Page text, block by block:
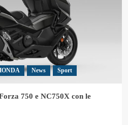
News Sport
750 e NC750X con le